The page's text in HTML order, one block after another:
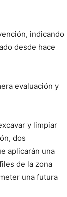
indicando
desde hace
evaluación y
y limpiar
dos
aplicarán una
de la zona
una futura